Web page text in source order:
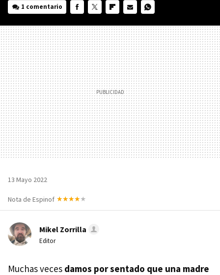
1 comentario
MAIL
13 Mayo 2022
Nota de Espinof
Mikel Zorrilla
Editor
Muchas veces damos por sentado que una madre